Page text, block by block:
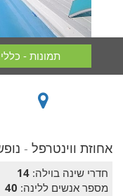
תמונות - כללי
אחוזת ווינטרפל -
חדרי שינה בוילה: 14
מספר אנשים ללינה: 40